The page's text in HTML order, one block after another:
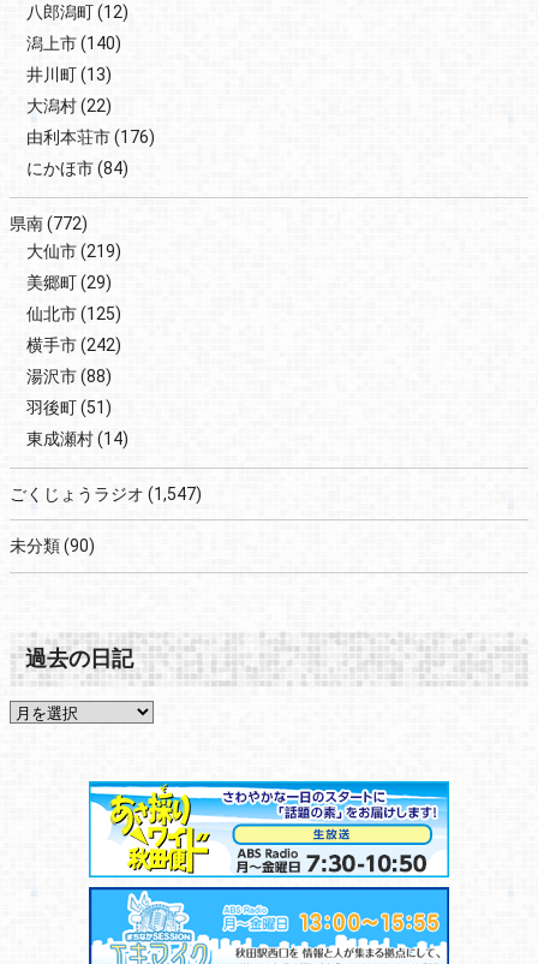
八郎潟町(12)
潟上市(140)
井川町(13)
大潟村(22)
由利本荘市(176)
にかほ市(84)
県南(772)
大仙市(219)
美郷町(29)
仙北市(125)
横手市(242)
湯沢市(88)
羽後町(51)
東成瀬村(14)
ごくじょうラジオ (1,547)
未分類(90)
過去の日記